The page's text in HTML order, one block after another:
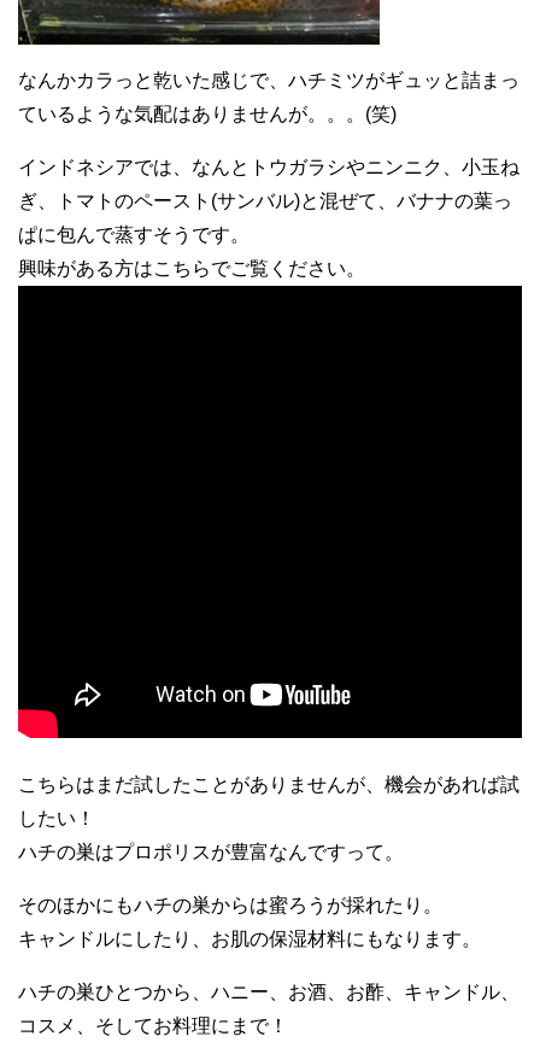
なんかカラっと乾いた感じで、ハチミツがギュッと詰まっ
ているような気配はありませんが。。。(笑)
インドネシアでは、なんとトウガラシやニンニク、小玉ね
ぎ、トマトのペースト(サンバル)と混ぜて、バナナの葉っ
ぱに包んで蒸すそうです。
興味がある方はこちらでご覧ください。
こちらはまだ試したことがありませんが、機会があれば試
したい！
ハチの巣はプロポリスが豊富なんですって。
そのほかにもハチの巣からは蜜ろうが採れたり。
キャンドルにしたり、お肌の保湿材料にもなります。
ハチの巣ひとつから、ハニー、お酒、お酢、キャンドル、
コスメ、そしてお料理にまで！